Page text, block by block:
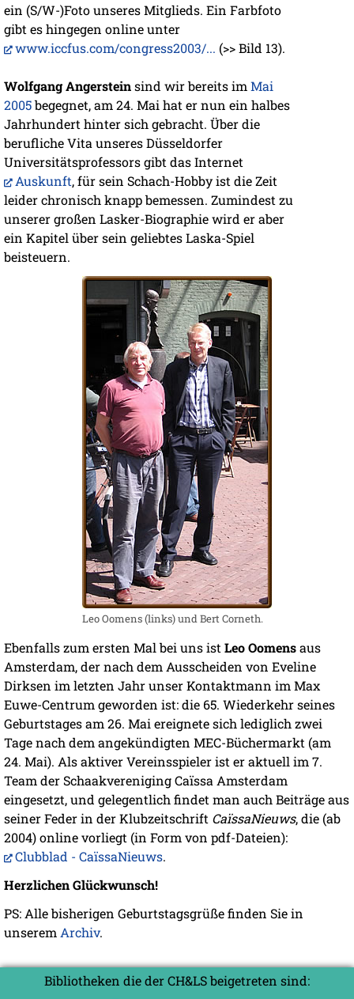
ein (S/W-)Foto unseres Mitglieds. Ein Farbfoto
gibt es hingegen online unter
www.iccfus.com/congress2003/... (>> Bild 13).
Wolfgang Angersteinsind wir bereits im Mai
2005begegnet, am 24. Mai hat er nun ein halbes
Jahrhundert hinter sich gebracht. Über die
berufliche Vita unseres Düsseldorfer
Universitätsprofessors gibt das Internet
Auskunft, für sein Schach-Hobby ist die Zeit
leider chronisch knapp bemessen. Zumindest zu
unserer großen Lasker-Biographie wird er aber
ein Kapitel über sein geliebtes Laska-Spiel
beisteuern.
Leo Oomens (links) und Bert Corneth.
Ebenfalls zum ersten Mal bei uns ist Leo Oomensaus
Amsterdam, der nach dem Ausscheiden von Eveline
Dirksen im letzten Jahr unser Kontaktmann im Max
Euwe-Centrum geworden ist: die 65. Wiederkehr seines
Geburtstages am 26. Mai ereignete sich lediglich zwei
Tage nach dem angekündigten MEC-Büchermarkt (am
24. Mai). Als aktiver Vereinsspieler ist er aktuell im 7.
Team der Schaakvereniging Caïssa Amsterdam
eingesetzt, und gelegentlich findet man auch Beiträge aus
seiner Feder in der Klubzeitschrift CaïssaNieuws, die (ab
2004) online vorliegt (in Form von pdf-Dateien):
Clubblad - CaïssaNieuws.
Herzlichen Glückwunsch!
PS: Alle bisherigen Geburtstagsgrüße finden Sie in
unserem Archiv.
Bibliotheken die der CH&LS beigetreten sind: